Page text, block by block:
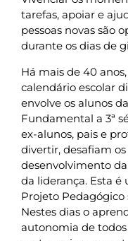
tarefas, apoiar e
pessoas novas são
durante os dias de
Há mais de 40
calendário escolar
envolve os alunos
Fundamental a 3ª
ex-alunos, pais e
divertir, desafiam
desenvolvimento
da liderança. Esta é
Projeto Pedagógico
Nestes dias o
autonomia de